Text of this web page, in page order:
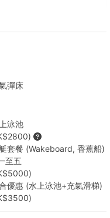
+HK$4500
彈床
泳池
套餐 (Wakeboard, 香蕉船)
至五
優惠 (水上泳池+充氣滑梯)